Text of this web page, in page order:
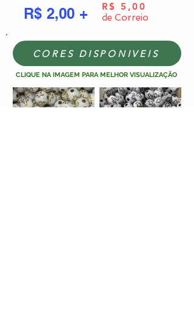
R$ 2,00 + R$ 5,00
de Correio
CORES DISPONIVEIS
CLIQUE NA IMAGEM PARA MELHOR VISUALIZAÇÃO